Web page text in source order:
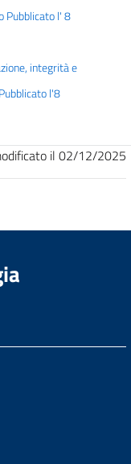
Pubblicato l' 8
integrità e
l'8
il 02/12/2025